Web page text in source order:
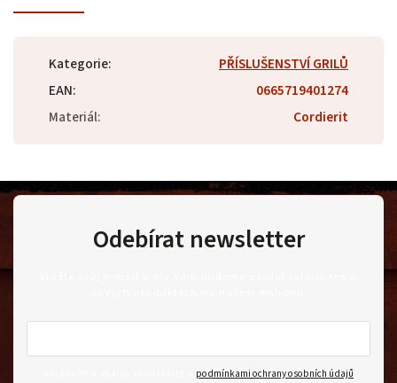
Kategorie:
PŘÍSLUŠENSTVÍ GRILŮ
EAN:
0665719401274
Materiál: Cordierit
Odebírat newsletter
podmínkami ochrany osobních údajů